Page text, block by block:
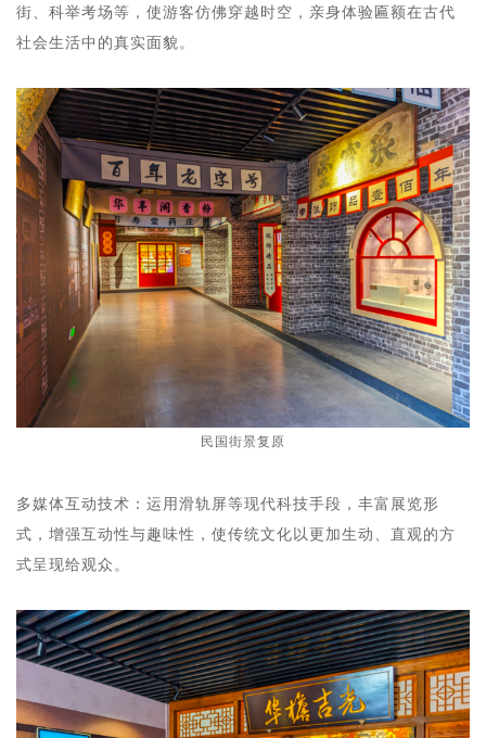
街、科举考场等，使游客仿佛穿越时空，亲身体验匾额在古代
社会生活中的真实面貌。
民国街景复原
多媒体互动技术：运用滑轨屏等现代科技手段，丰富展览形
式，增强互动性与趣味性，使传统文化以更加生动、直观的方
式呈现给观众。